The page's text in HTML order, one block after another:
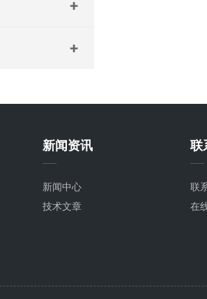
新闻资讯
新闻中心
技术文章
联
联
在